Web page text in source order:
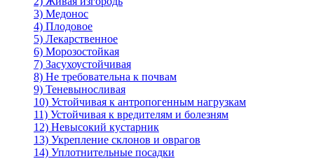
3) Медонос
4) Плодовое
5) Лекарственное
6) Морозостойкая
7) Засухоустойчивая
8) Не требовательна к почвам
9) Теневыносливая
10) Устойчивая к антропогенным нагрузкам
11) Устойчивая к вредителям и болезням
12) Невысокий кустарник
13) Укрепление склонов и оврагов
14) Уплотнительные посадки